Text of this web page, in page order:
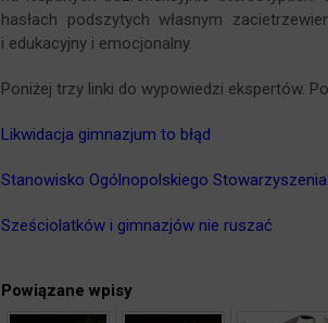
hasłach podszytych własnym
i edukacyjny i emocjonalny.
Poniżej trzy linki do wypowiedzi ekspertów.
Likwidacja gimnazjum to błąd
Stanowisko Ogólnopolskiego
Sześciolatków i gimnazjów nie ruszać
Powiązane wpisy